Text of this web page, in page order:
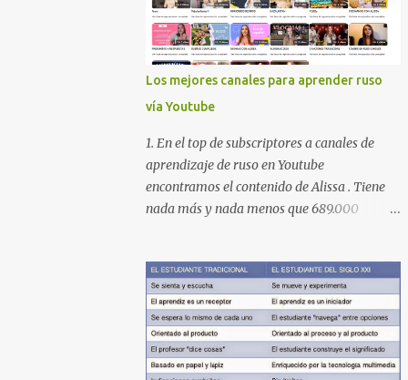
Los mejores canales para aprender ruso
vía Youtube
1. En el top de subscriptores a canales de
aprendizaje de ruso en Youtube
encontramos el contenido de Alissa . Tiene
nada más y nada menos que 689.000
16 carpetas con diferente contenido para
aprender expresiones, cultura, cocina etc.
https://www.youtube.com/@AlissaOfficial/p
laylists 2. Canal de Anastasia G . con
224.000 subscriptores y 97 vídeos en